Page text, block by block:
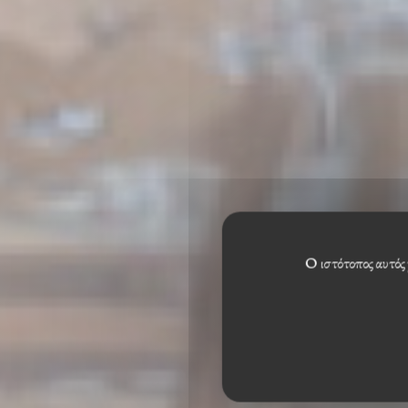
Ο ιστότοπος